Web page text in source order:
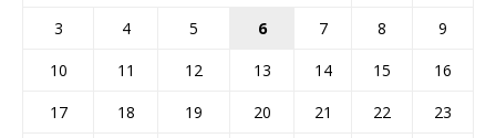
3
4 5 6 7 8
9
10
11 12 13 14 15
16
17
18 19 20 21 22
23